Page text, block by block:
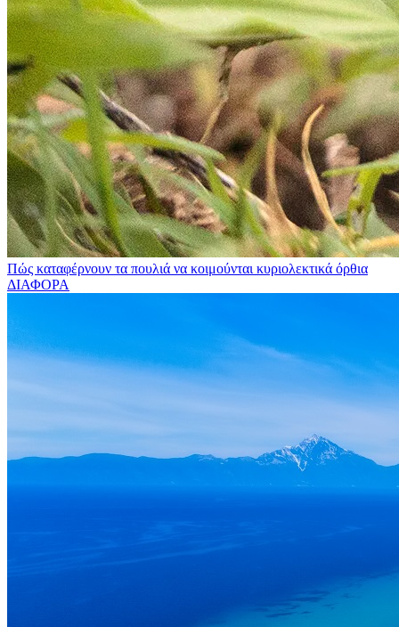
Πώς καταφέρνουν τα πουλιά να κοιμούνται κυριολεκτικά όρθια
ΔΙΑΦΟΡΑ